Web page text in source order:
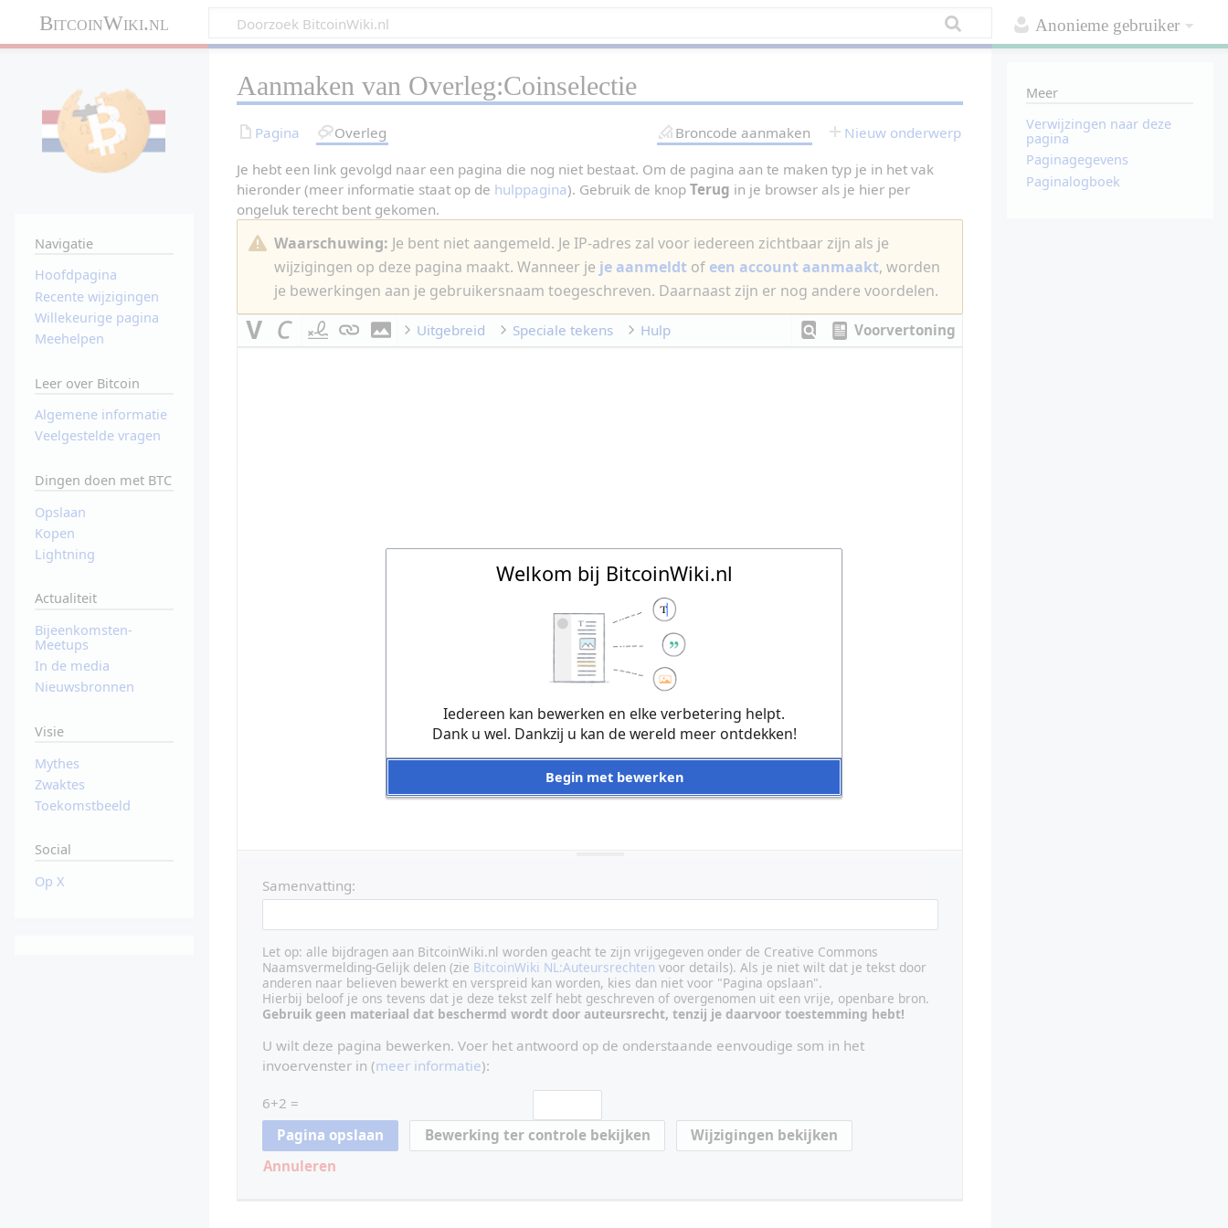
Anonieme gebruiker
BitcoinWiki.nl
Aanmaken van Overleg:Coinselectie
Pagina Overleg Broncode aanmaken Nieuw onderwerp
Je hebt een link gevolgd naar een pagina die nog niet bestaat. Om de pagina aan te maken typ je in het vak
hieronder (meer informatie staat op de hulppagina). Gebruik de knopTerug in je browser als je hier per
ongeluk terecht bent gekomen.
Waarschuwing: Je bent niet aangemeld. Je IP-adres zal voor iedereen zichtbaar zijn als je
wijzigingen op deze pagina maakt. Wanneer je je aanmeldt of een account aanmaakt, worden
je bewerkingen aan je gebruikersnaam toegeschreven. Daarnaast zijn er nog andere voordelen.
Voorvertoning
Uitgebreid Speciale tekens Hulp
Samenvatting:
Let op: alle bijdragen aan BitcoinWiki.nl worden geacht te zijn vrijgegeven onder de Creative Commons
Naamsvermelding-Gelijk delen (zie BitcoinWiki NL:Auteursrechten voor details). Als je niet wilt dat je tekst door
anderen naar believen bewerkt en verspreid kan worden, kies dan niet voor "Pagina opslaan".
Hierbij beloof je ons tevens dat je deze tekst zelf hebt geschreven of overgenomen uit een vrije, openbare bron.
Gebruik geen materiaal dat beschermd wordt door auteursrecht, tenzij je daarvoor toestemming hebt!
U wilt deze pagina bewerken. Voer het antwoord op de onderstaande eenvoudige som in het
invoervenster in (meer informatie):
6+2 =
Annuleren
Navigatie
Hoofdpagina
Recente wijzigingen
Willekeurige pagina
Meehelpen
Leer over Bitcoin
Algemene informatie
Veelgestelde vragen
Dingen doen met BTC
Opslaan
Kopen
Lightning
Actualiteit
Bijeenkomsten-
Meetups
In de media
Nieuwsbronnen
Visie
Mythes
Zwaktes
Toekomstbeeld
Social
Op X
Meer
Verwijzingen naar deze
pagina
Paginagegevens
Paginalogboek
Welkom bij BitcoinWiki.nl
Iedereen kan bewerken en elke verbetering helpt.
Dank u wel. Dankzij u kan de wereld meer ontdekken!
Begin met bewerken